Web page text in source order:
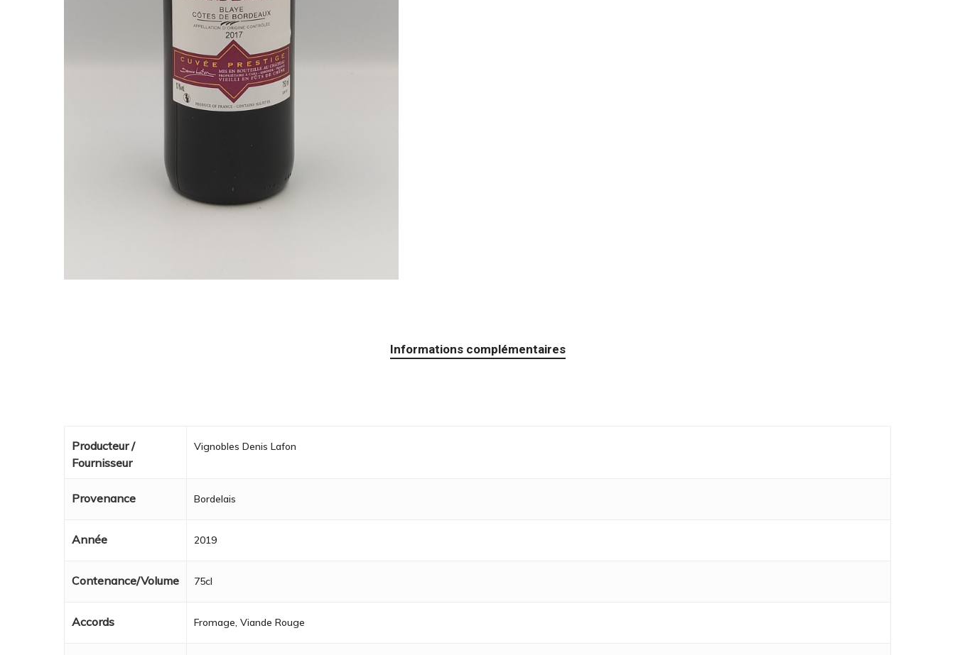
Informations complémentaires
Producteur /
Fournisseur
Vignobles Denis Lafon
Provenance Bordelais
Année 2019
Contenance/Volume 75cl
Accords Fromage, Viande Rouge